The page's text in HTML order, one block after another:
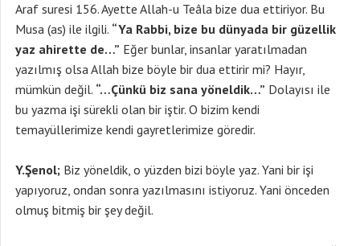
Araf suresi 156. Ayette Allah-u Teâla bize dua ettiriyor. Bu
Musa (as) ile ilgili. “Ya Rabbi, bize bu dünyada bir güzellik
yaz ahirette de…” Eğer bunlar, insanlar yaratılmadan
yazılmış olsa Allah bize böyle bir dua ettirir mi? Hayır,
mümkün değil. “…Çünkü biz sana yöneldik…” Dolayısı ile
bu yazma işi sürekli olan bir iştir. O bizim kendi
temayüllerimize kendi gayretlerimize göredir.
Y.Şenol; Biz yöneldik, o yüzden bizi böyle yaz. Yani bir işi
yapıyoruz, ondan sonra yazılmasını istiyoruz. Yani önceden
olmuş bitmiş bir şey değil.